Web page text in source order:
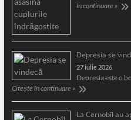
în continuare »
Depresia se
27 iulie 2026
Depresia este o
Citește în continuare »
La Cernobîl au